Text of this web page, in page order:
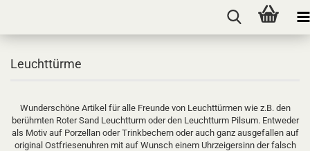
Leuchttürme
Wunderschöne Artikel für alle Freunde von Leuchttürmen wie z.B. den
berühmten Roter Sand Leuchtturm oder den Leuchtturm Pilsum. Entweder
als Motiv auf Porzellan oder Trinkbechern oder auch ganz ausgefallen auf
original Ostfriesenuhren mit auf Wunsch einem Uhrzeigersinn der falsch